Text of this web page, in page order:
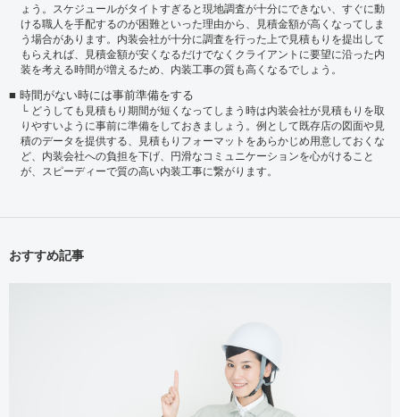
ょう。スケジュールがタイトすぎると現地調査が十分にできない、すぐに動
ける職人を手配するのが困難といった理由から、見積金額が高くなってしま
う場合があります。内装会社が十分に調査を行った上で見積もりを提出して
もらえれば、見積金額が安くなるだけでなくクライアントに要望に沿った内
装を考える時間が増えるため、内装工事の質も高くなるでしょう。
時間がない時には事前準備をする
どうしても見積もり期間が短くなってしまう時は内装会社が見積もりを取
りやすいように事前に準備をしておきましょう。例として既存店の図面や見
積のデータを提供する、見積もりフォーマットをあらかじめ用意しておくな
ど、内装会社への負担を下げ、円滑なコミュニケーションを心がけること
が、スピーディーで質の高い内装工事に繋がります。
おすすめ記事